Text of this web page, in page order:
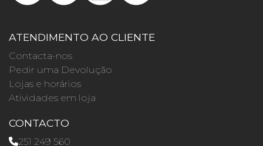
ATENDIMENTO AO CLIENTE
Contacta-nos
Pedir uma Devolução
Lojas e horários
Atividades em loja
CONTACTO
251 249 560